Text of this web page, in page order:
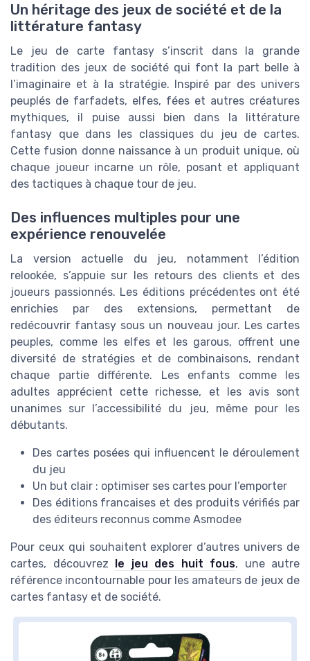
Un héritage des jeux de société et de la
littérature fantasy
Le jeu de carte fantasy s’inscrit dans la grande
tradition des jeux de société qui font la part belle à
l’imaginaire et à la stratégie. Inspiré par des univers
peuplés de farfadets, elfes, fées et autres créatures
mythiques, il puise aussi bien dans la littérature
fantasy que dans les classiques du jeu de cartes.
Cette fusion donne naissance à un produit unique, où
chaque joueur incarne un rôle, posant et appliquant
des tactiques à chaque tour de jeu.
Des influences multiples pour une
expérience renouvelée
La version actuelle du jeu, notamment l’édition
relookée, s’appuie sur les retours des clients et des
joueurs passionnés. Les éditions précédentes ont été
enrichies par des extensions, permettant de
redécouvrir fantasy sous un nouveau jour. Les cartes
peuples, comme les elfes et les garous, offrent une
diversité de stratégies et de combinaisons, rendant
chaque partie différente. Les enfants comme les
adultes apprécient cette richesse, et les avis sont
unanimes sur l’accessibilité du jeu, même pour les
débutants.
Des cartes posées qui influencent le déroulement
du jeu
Un but clair : optimiser ses cartes pour l’emporter
Des éditions francaises et des produits vérifiés par
des éditeurs reconnus comme Asmodee
Pour ceux qui souhaitent explorer d’autres univers de
cartes, découvrez le jeu des huit fous, une autre
référence incontournable pour les amateurs de jeux de
cartes fantasy et de société.